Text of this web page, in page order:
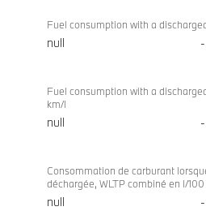
Fuel consumption with a
null -
Fuel consumption with a
km/l
null -
Consommation de carburant
déchargée, WLTP combiné en l/
null -